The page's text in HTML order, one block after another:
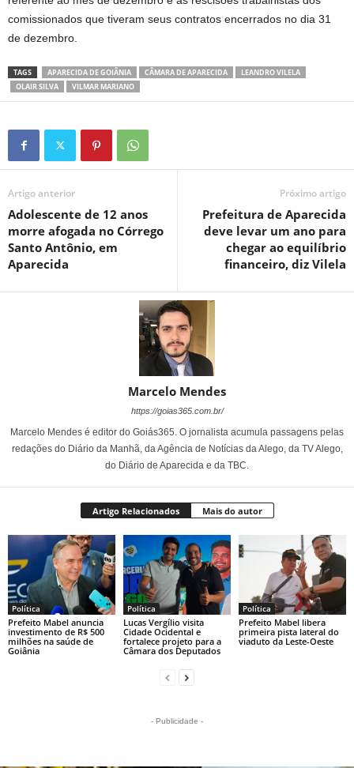
comissionados que tiveram seus contratos encerrados no dia 31
de dezembro.
TAGS APARECIDA DE GOIÂNIA CÂMARA DE APARECIDA
LEANDRO VILELA
OLAIR SILVA
VILMAR MARIANO
Artigo anterior
Adolescente de 12 anos
morre afogada no Córrego
Santo Antônio, em
Aparecida
Próximo artigo
Prefeitura de Aparecida
deve levar um ano para
chegar ao equilíbrio
financeiro, diz Vilela
Marcelo Mendes
https://goias365.com.br/
Marcelo Mendes é editor do Goiás365. O jornalista acumula passagens pelas
redações do Diário da Manhã, da Agência de Notícias da Alego, da TV Alego,
do Diário de Aparecida e da TBC.
Artigo Relacionados Mais do autor
Política
Prefeito Mabel anuncia
investimento de R$ 500
milhões na saúde de
Goiânia
Política
Lucas Vergílio visita
Cidade Ocidental e
fortalece projeto para a
Câmara dos Deputados
Política
Prefeito Mabel libera
primeira pista lateral do
viaduto da Leste-Oeste
- Publicidade -